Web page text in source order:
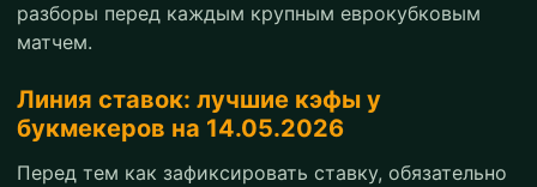
разборы перед каждым крупным еврокубковым
матчем.
Линия ставок: лучшие кэфы у
букмекеров на 14.05.2026
Перед тем как зафиксировать ставку, обязательно